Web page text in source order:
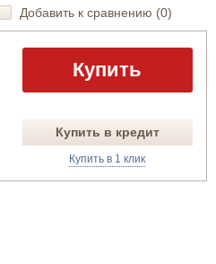
Добавить к сравнению (0)
Купить
Купить в кредит
Купить в 1 клик